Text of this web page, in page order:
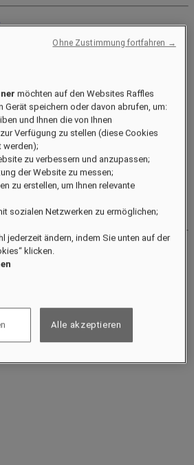
X
möchten auf den Websites Raffles
Gerät speichern oder davon abrufen, um:
und Ihnen die von Ihnen
Verfügung zu stellen (diese Cookies
werden);
zu verbessern und anzupassen;
der Website zu messen;
zu erstellen, um Ihnen relevante
sozialen Netzwerken zu ermöglichen;
jederzeit ändern, indem Sie unten auf der
klicken.
Alle akzeptieren
Ohne Zustimmung fortfahren →